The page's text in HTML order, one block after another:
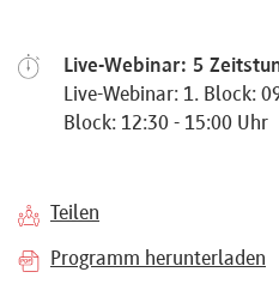
Referenten
Kontakt
Live-Webinar: 5
Live-Webinar: 1. Block:
Block: 12:30 - 15:00 Uhr
Teilen
Programm herunterladen